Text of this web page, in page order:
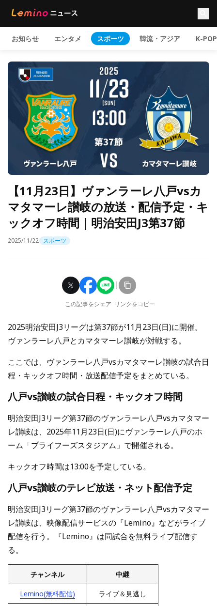
お知らせ エンタメ スポーツ 韓流・アジア K-POP
【11月23日】ヴァンラーレ八戸vsカ
マタマーレ讃岐の放送・配信予定・キ
ックオフ時間｜明治安田J3第37節
2025/11/22 スポーツ
この記事をシェア リンクをコピー
2025明治安田J3リーグは第37節が11月23日(日)に開催。
ヴァンラーレ八戸とカマタマーレ讃岐が対戦する。
ここでは、ヴァンラーレ八戸vsカマタマーレ讃岐の試合日
程・キックオフ時間・放送配信予定をまとめている。
八戸vs讃岐の試合日程・キックオフ時間
明治安田J3リーグ第37節のヴァンラーレ八戸vsカマタマー
レ讃岐は、2025年11月23日(日)にヴァンラーレ八戸のホ
ーム「プライフーズスタジアム」で開催される。
キックオフ時間は13:00を予定している。
八戸vs讃岐のテレビ放送・ネット配信予定
明治安田J3リーグ第37節のヴァンラーレ八戸vsカマタマー
レ讃岐は、映像配信サービスの『Lemino』などがライブ
配信を行う。『Lemino』は同試合を無料ライブ配信す
る。
チャンネル 中継
Lemino(無料配信) ライブ＆見逃し